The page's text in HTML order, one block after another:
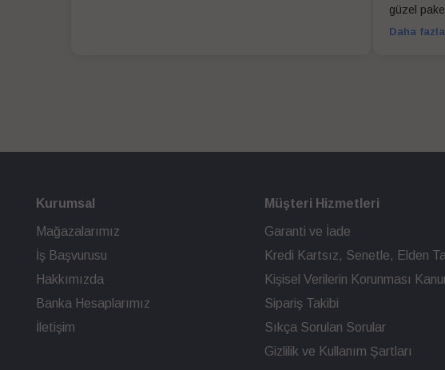
güzel
ederim
Daha
Kurumsal
Mağazalarımız
İş Başvurusu
Hakkımızda
Banka Hesaplarımız
İletişim
Müşteri Hizmetleri
Garanti ve İade
Kredi Kartsız, Senetle, Elden
Kişisel Verilerin Korunması
Sipariş Takibi
Sıkça Sorulan Sorular
Gizlilik ve Kullanım Şartları